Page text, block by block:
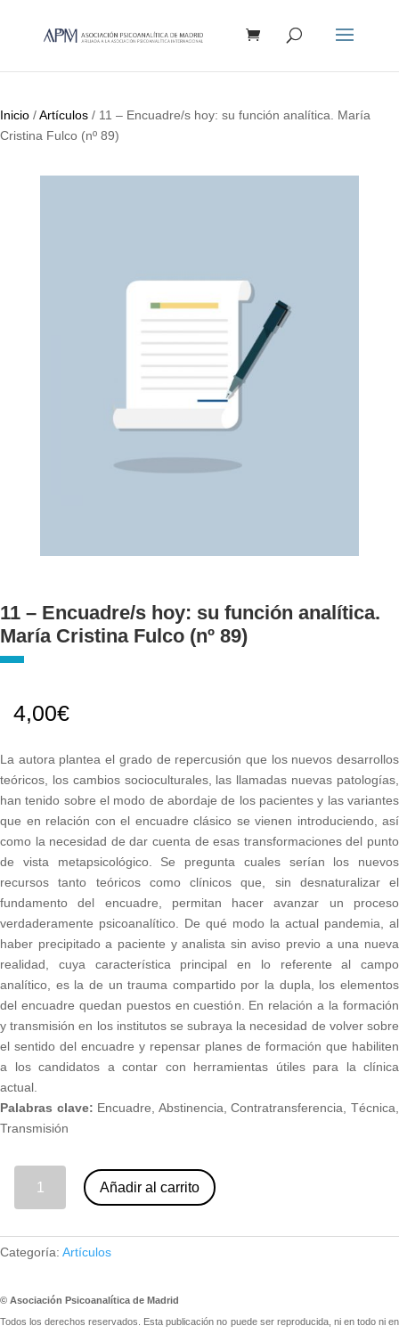
productos
Inicio /Artículos / 11 – Encuadre/s hoy: su función analítica. María
Cristina Fulco (nº 89)
11 – Encuadre/s hoy: su función analítica.
María Cristina Fulco (nº 89)
4,00€
La autora plantea el grado de repercusión que los nuevos desarrollos
teóricos, los cambios socioculturales, las llamadas nuevas patologías,
han tenido sobre el modo de abordaje de los pacientes y las variantes
que en relación con el encuadre clásico se vienen introduciendo, así
como la necesidad de dar cuenta de esas transformaciones del punto
de vista metapsicológico. Se pregunta cuales serían los nuevos
recursos tanto teóricos como clínicos que, sin desnaturalizar el
fundamento del encuadre, permitan hacer avanzar un proceso
verdaderamente psicoanalítico. De qué modo la actual pandemia, al
haber precipitado a paciente y analista sin aviso previo a una nueva
realidad, cuya característica principal en lo referente al campo
analítico, es la de un trauma compartido por la dupla, los elementos
del encuadre quedan puestos en cuestión. En relación a la formación
y transmisión en los institutos se subraya la necesidad de volver sobre
el sentido del encuadre y repensar planes de formación que habiliten
a los candidatos a contar con herramientas útiles para la clínica
actual.
Palabras clave: Encuadre, Abstinencia, Contratransferencia, Técnica,
Transmisión
Añadir al carrito
Categoría: Artículos
© Asociación Psicoanalítica de Madrid
Todos los derechos reservados. Esta publicación no puede ser reproducida, ni en todo ni en